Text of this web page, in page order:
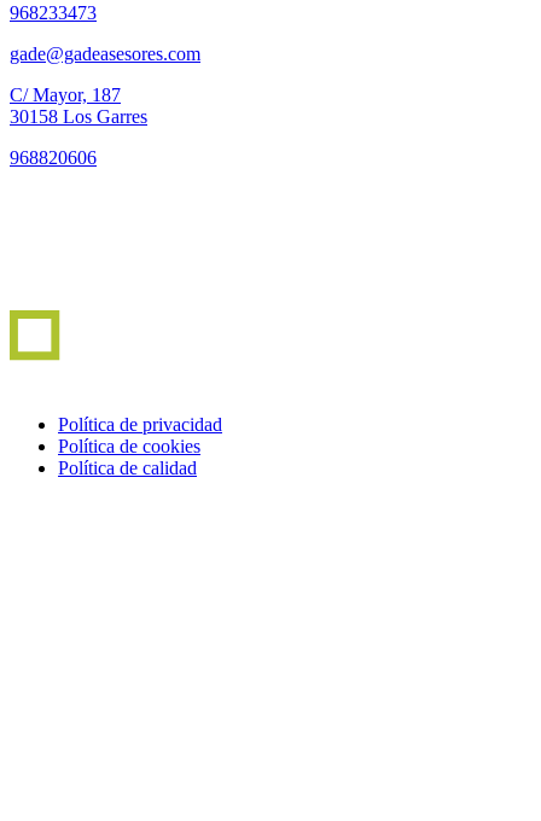
968233473
gade@gadeasesores.com
C/ Mayor, 187
30158 Los Garres
968820606
Política de privacidad
Política de cookies
Política de calidad